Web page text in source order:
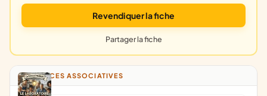
Revendiquer la fiche
Partager la fiche
ANNONCES ASSOCIATIVES